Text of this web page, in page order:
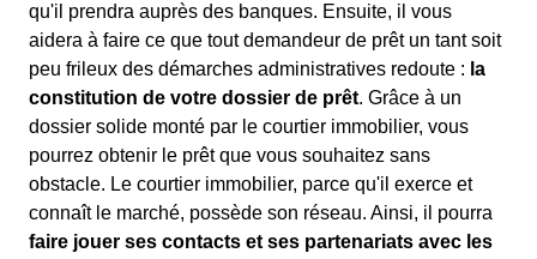
qu'il prendra auprès des banques. Ensuite, il vous
aidera à faire ce que tout demandeur de prêt un tant soit
peu frileux des démarches administratives redoute : la
constitution de votre dossier de prêt. Grâce à un
dossier solide monté par le courtier immobilier, vous
pourrez obtenir le prêt que vous souhaitez sans
obstacle. Le courtier immobilier, parce qu'il exerce et
connaît le marché, possède son réseau. Ainsi, il pourra
faire jouer ses contacts et ses partenariats avec les